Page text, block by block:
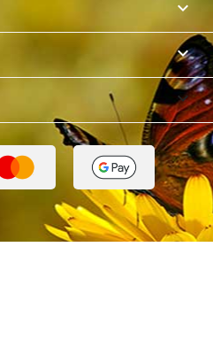


keyboard_arrow_down